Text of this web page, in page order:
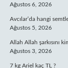
Ağustos 6, 2026
Avcılar’da hangi
Ağustos 5, 2026
Allah Allah şarkısını
Ağustos 3, 2026
7 kg Ariel kaç TL ?